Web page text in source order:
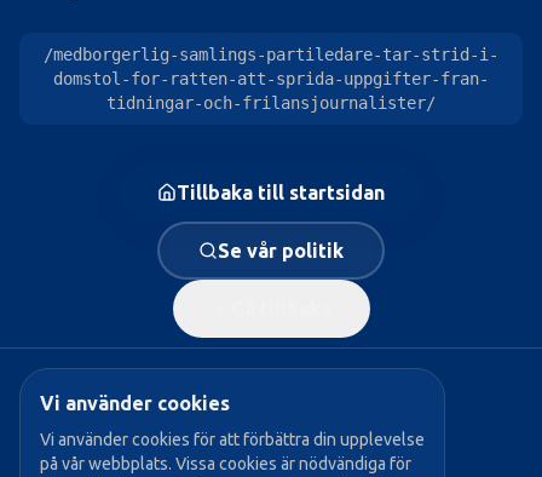
Vi använder cookies
Vi använder cookies för att förbättra din upplevelse
på vår webbplats. Vissa cookies är nödvändiga för
/medborgerlig-samlings-partiledare-tar-strid-i-
domstol-for-ratten-att-sprida-uppgifter-fran-
tidningar-och-frilansjournalister/
Tillbaka till startsidan
Se vår politik
Populära sidor: